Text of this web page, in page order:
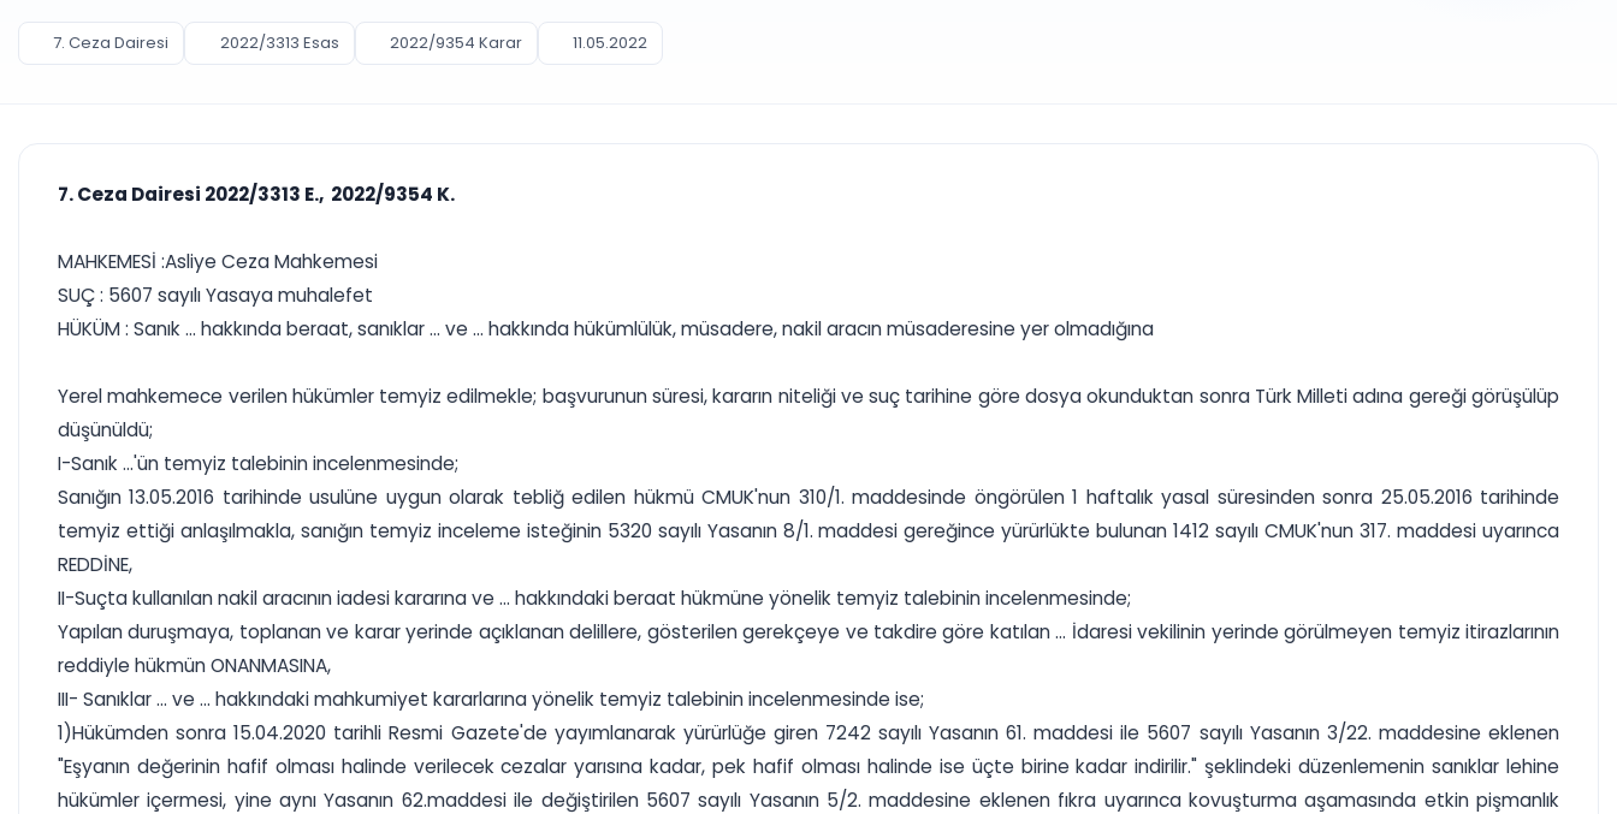
7. Ceza Dairesi 2022/3313 Esas 2022/9354 Karar 11.05.2022
7. Ceza Dairesi 2022/3313 E., 2022/9354 K.
MAHKEMESİ :Asliye Ceza Mahkemesi
SUÇ : 5607 sayılı Yasaya muhalefet
HÜKÜM : Sanık ... hakkında beraat, sanıklar ... ve ... hakkında hükümlülük, müsadere, nakil aracın müsaderesine yer olmadığına
Yerel mahkemece verilen hükümler temyiz edilmekle; başvurunun süresi, kararın niteliği ve suç tarihine göre dosya okunduktan sonra Türk Milleti adına gereği görüşülüp
düşünüldü;
I-Sanık ...'ün temyiz talebinin incelenmesinde;
Sanığın 13.05.2016 tarihinde usulüne uygun olarak tebliğ edilen hükmü CMUK'nun 310/1. maddesinde öngörülen 1 haftalık yasal süresinden sonra 25.05.2016 tarihinde
temyiz ettiği anlaşılmakla, sanığın temyiz inceleme isteğinin 5320 sayılı Yasanın 8/1. maddesi gereğince yürürlükte bulunan 1412 sayılı CMUK'nun 317. maddesi uyarınca
REDDİNE,
II-Suçta kullanılan nakil aracının iadesi kararına ve ... hakkındaki beraat hükmüne yönelik temyiz talebinin incelenmesinde;
Yapılan duruşmaya, toplanan ve karar yerinde açıklanan delillere, gösterilen gerekçeye ve takdire göre katılan ... İdaresi vekilinin yerinde görülmeyen temyiz itirazlarının
reddiyle hükmün ONANMASINA,
III- Sanıklar ... ve ... hakkındaki mahkumiyet kararlarına yönelik temyiz talebinin incelenmesinde ise;
1)Hükümden sonra 15.04.2020 tarihli Resmi Gazete'de yayımlanarak yürürlüğe giren 7242 sayılı Yasanın 61. maddesi ile 5607 sayılı Yasanın 3/22. maddesine eklenen
"Eşyanın değerinin hafif olması halinde verilecek cezalar yarısına kadar, pek hafif olması halinde ise üçte birine kadar indirilir." şeklindeki düzenlemenin sanıklar lehine
hükümler içermesi, yine aynı Yasanın 62.maddesi ile değiştirilen 5607 sayılı Yasanın 5/2. maddesine eklenen fıkra uyarınca kovuşturma aşamasında etkin pişmanlık